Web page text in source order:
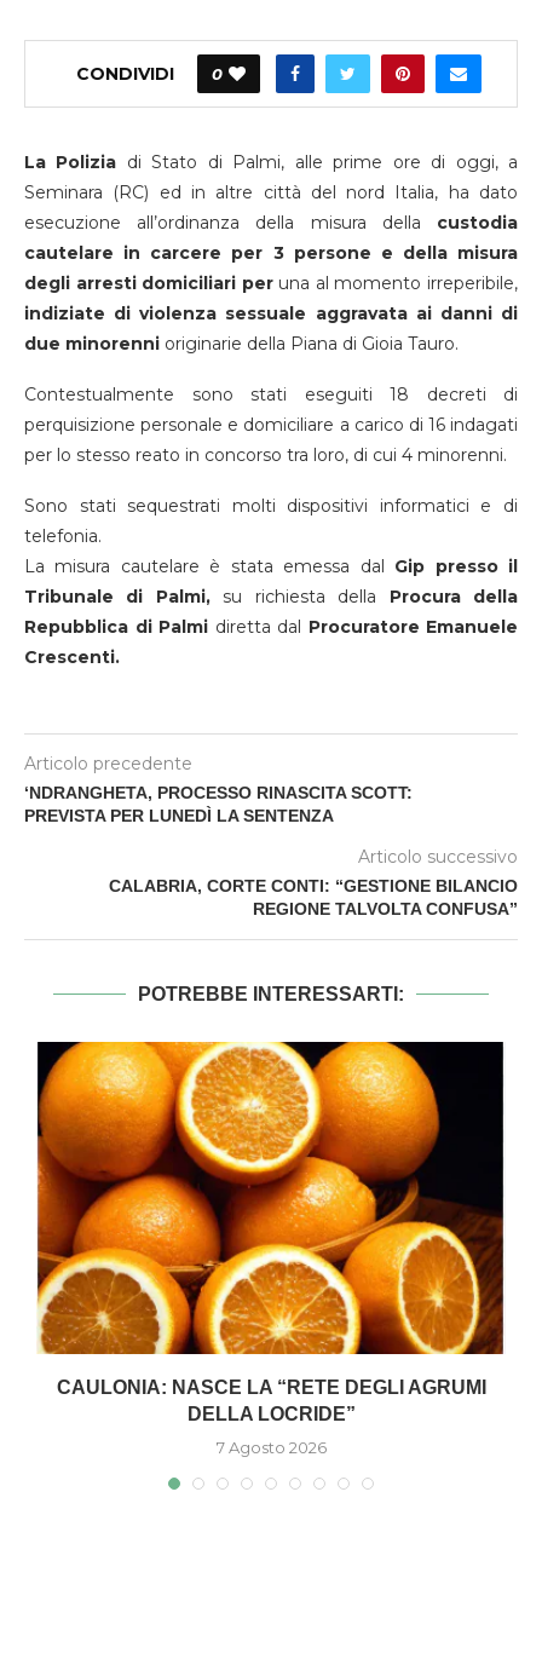
CONDIVIDI 0
La Polizia di Stato di Palmi, alle prime ore di oggi, a
Seminara (RC) ed in altre città del nord Italia, ha dato
esecuzione all’ordinanza della misura della custodia
cautelare in carcere per 3 persone e della misura
degli arresti domiciliari peruna al momento irreperibile,
indiziate di violenza sessuale aggravata ai danni di
due minorenni originarie della Piana di Gioia Tauro.
Contestualmente sono stati eseguiti 18 decreti di
perquisizione personale e domiciliare a carico di 16 indagati
per lo stesso reato in concorso tra loro, di cui 4 minorenni.
Sono stati sequestrati molti dispositivi informatici e di
telefonia.
La misura cautelare è stata emessa dal Gip presso il
Tribunale di Palmi,su richiesta della Procura della
Repubblica di Palmi diretta dal Procuratore Emanuele
Crescenti.
Articolo precedente
‘NDRANGHETA, PROCESSO RINASCITA SCOTT:
PREVISTA PER LUNEDÌ LA SENTENZA
Articolo successivo
CALABRIA, CORTE CONTI: “GESTIONE BILANCIO
REGIONE TALVOLTA CONFUSA”
POTREBBE INTERESSARTI:
CAULONIA: NASCE LA “RETE DEGLI AGRUMI
DELLA LOCRIDE”
7 Agosto 2026